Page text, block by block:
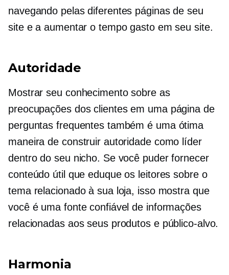
navegando pelas diferentes páginas de seu
site e a aumentar o tempo gasto em seu site.
Autoridade
Mostrar seu conhecimento sobre as
preocupações dos clientes em uma página de
perguntas frequentes também é uma ótima
maneira de construir autoridade como líder
dentro do seu nicho. Se você puder fornecer
conteúdo útil que eduque os leitores sobre o
tema relacionado à sua loja, isso mostra que
você é uma fonte confiável de informações
relacionadas aos seus produtos e público-alvo.
Harmonia